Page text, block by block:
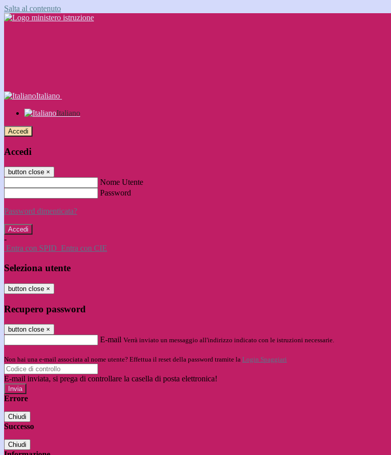
Salta al contenuto
Italiano
Italiano
Accedi
Accedi
button close ×
Nome Utente
Password
Password dimenticata?
-
Entra con SPID Entra con CIE
Seleziona utente
button close ×
Recupero password
button close ×
E-mail Verrà inviato un messaggio all'indirizzo indicato con le istruzioni necessarie.
Non hai una e-mail associata al nome utente? Effettua il reset della password tramite la Login Spaggiari
E-mail inviata, si prega di controllare la casella di posta elettronica!
Errore
Chiudi
Successo
Chiudi